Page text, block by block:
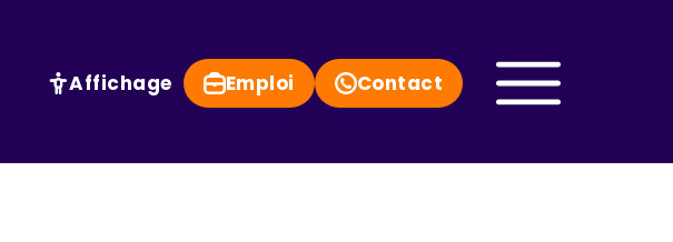
Affichage Emploi Contact